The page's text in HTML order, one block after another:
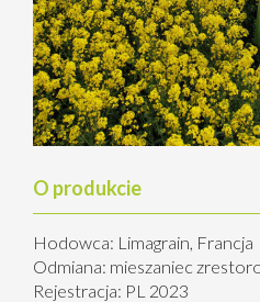
O produkcie
Hodowca: Limagrain, Francja
Odmiana: mieszaniec
Rejestracja: PL 2023